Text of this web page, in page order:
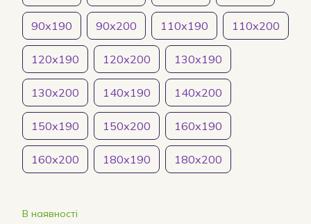
90х190 90х200 110х190 110х200
120х190 120х200 130х190
130х200 140х190 140х200
150х190 150х200 160х190
160х200 180х190 180х200
В наявності